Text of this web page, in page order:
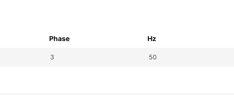
Phase Hz
3 50